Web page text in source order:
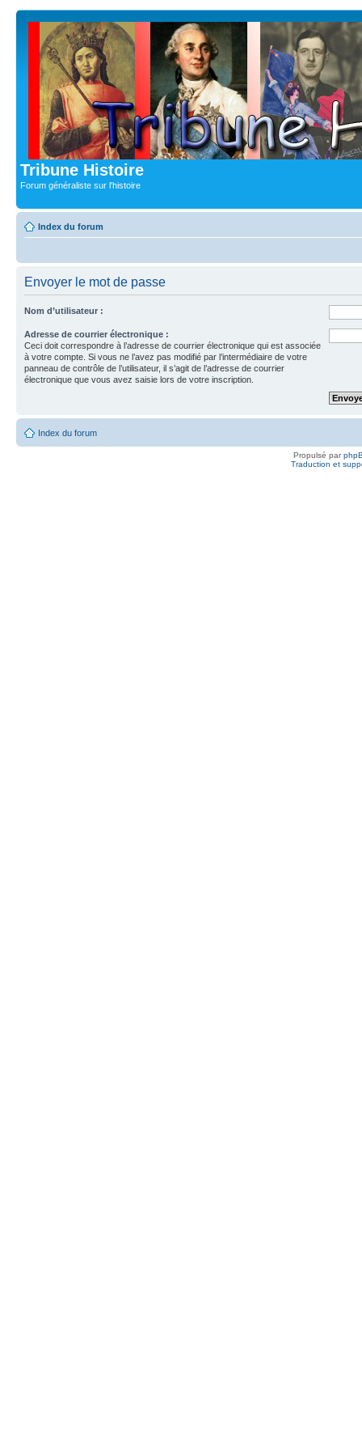
Tribune Histoire
Forum généraliste sur l'histoire
Index du forum
Envoyer le mot de passe
Nom d’utilisateur :
Adresse de courrier électronique :
Ceci doit correspondre à l’adresse de courrier électronique qui est associée
à votre compte. Si vous ne l’avez pas modifié par l’intermédiaire de votre
panneau de contrôle de l’utilisateur, il s’agit de l’adresse de courrier
électronique que vous avez saisie lors de votre inscription.
Index du forum
Propulsé par
Traduction et